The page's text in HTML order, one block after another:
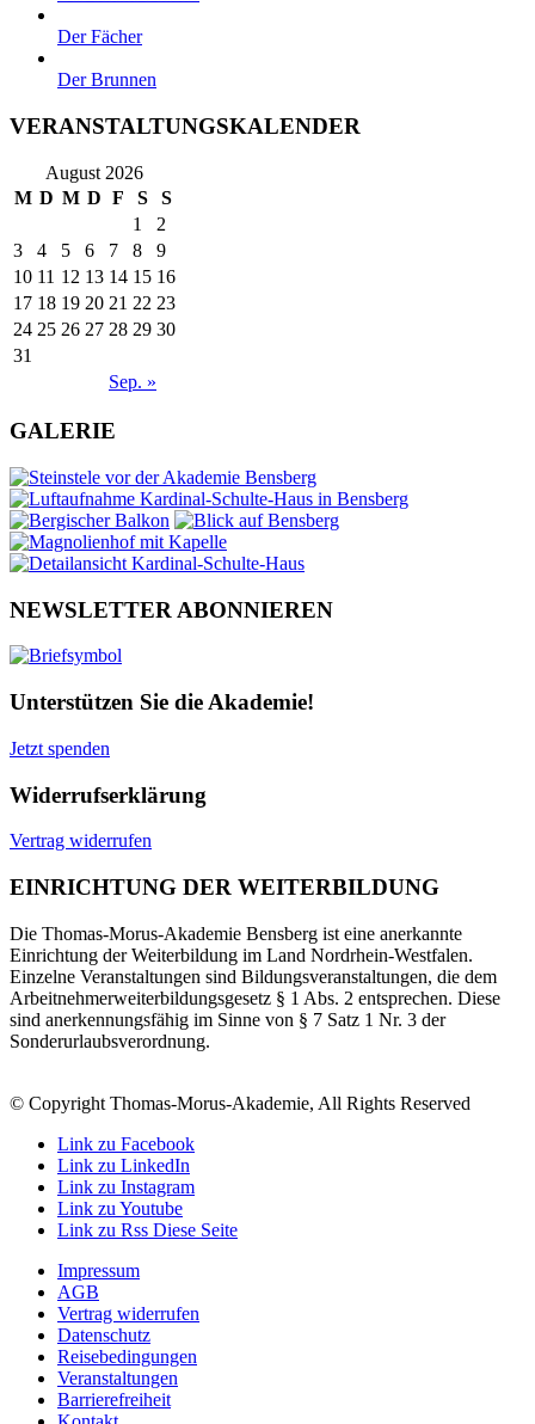
Der Fächer
Der Brunnen
VERANSTALTUNGSKALENDER
August 2026
M D M D F S S
Sep. »
1
2
3
4 5 6 7 8
9
10 11 12 13 14 15 16
17 18 19 20 21 22 23
24 25 26 27 28 29 30
31
GALERIE
NEWSLETTER ABONNIEREN
Unterstützen Sie die Akademie!
Jetzt spenden
Widerrufserklärung
Vertrag widerrufen
EINRICHTUNG DER WEITERBILDUNG
Die Thomas-Morus-Akademie Bensberg ist eine anerkannte
Einrichtung der Weiterbildung im Land Nordrhein-Westfalen.
Einzelne Veranstaltungen sind Bildungsveranstaltungen, die dem
Arbeitnehmerweiterbildungsgesetz § 1 Abs. 2 entsprechen. Diese
sind anerkennungsfähig im Sinne von § 7 Satz 1 Nr. 3 der
Sonderurlaubsverordnung.
© Copyright Thomas-Morus-Akademie, All Rights Reserved
Link zu Facebook
Link zu LinkedIn
Link zu Instagram
Link zu Youtube
Link zu Rss Diese Seite
Impressum
AGB
Vertrag widerrufen
Datenschutz
Reisebedingungen
Veranstaltungen
Barrierefreiheit